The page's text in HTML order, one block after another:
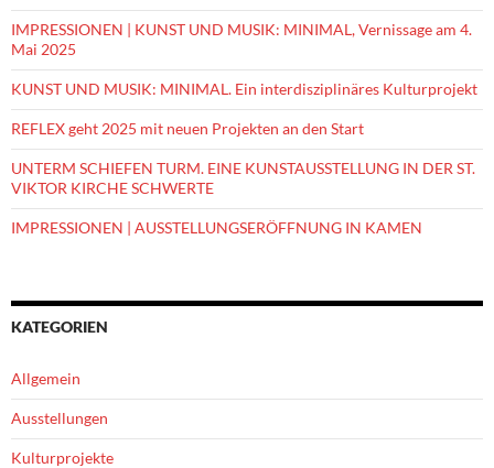
IMPRESSIONEN | KUNST UND MUSIK: MINIMAL, Vernissage am 4.
Mai 2025
KUNST UND MUSIK: MINIMAL. Ein interdisziplinäres Kulturprojekt
REFLEX geht 2025 mit neuen Projekten an den Start
UNTERM SCHIEFEN TURM. EINE KUNSTAUSSTELLUNG IN DER ST.
VIKTOR KIRCHE SCHWERTE
IMPRESSIONEN | AUSSTELLUNGSERÖFFNUNG IN KAMEN
KATEGORIEN
Allgemein
Ausstellungen
Kulturprojekte